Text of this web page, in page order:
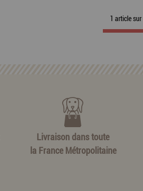
1 article sur
Livraison dans toute
la France Métropolitaine